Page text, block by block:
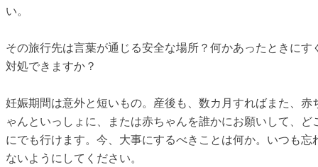
い。
その旅行先は言葉が通じる安全な場所？何かあったときにす
対処できますか？
妊娠期間は意外と短いもの。産後も、数カ月すればまた、赤
ゃんといっしょに、または赤ちゃんを誰かにお願いして、ど
にでも行けます。今、大事にするべきことは何か。いつも忘
ないようにしてください。